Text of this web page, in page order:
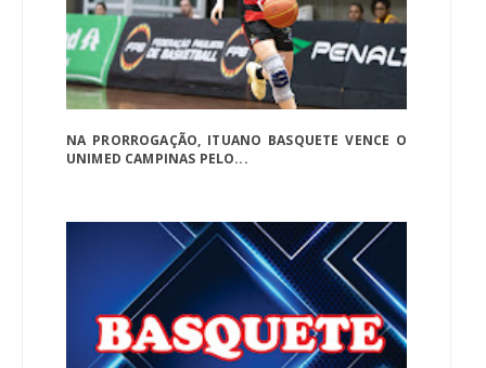
NA PRORROGAÇÃO, ITUANO BASQUETE VENCE O
UNIMED CAMPINAS PELO...